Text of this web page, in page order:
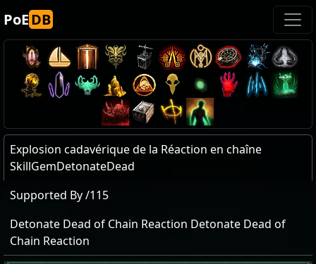
PoEDB
Explosion cadavérique de la Réaction en chaîne
SkillGemDetonateDead
Supported By /115
Detonate Dead of Chain Reaction Detonate Dead of
Chain Reaction